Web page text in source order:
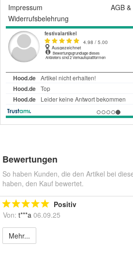
Impressum
AGB &
Widerrufsbelehrung
Bewertungen
So haben Kunden, die den Artikel bei
haben, den Kauf bewertet.
Positiv
Von: t***a 06.09.25
Mehr...